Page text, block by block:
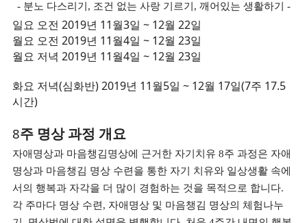
- 분노 다스리기 , 조건 없는 사랑 기르기 , 깨어있는 생활하기 -
일요 오전 2019년 11 월3일 ~ 12월 22일
월요 오전 2019년 11 월4일 ~ 12월 23일
월요 저녁 2019년 11 월4일 ~ 12월 23일
화요 저녁(심화반) 2019년 11 월5일 ~ 12월 17일(7주 17.5
시간)
8주 명상 과정 개요
자애명상과 마음챙김명상에 근거한 자기치유 8주 과정은 자애
명상과 마음챙김 명상 수련을 통한 자기 치유와 일상생활 속에
서의 행복과 자각을 더 많이 경험하는 것을 목적으로 합니다.
각 주마다 명상 수련, 자애명상 및 마음챙김 명상의 체험나누